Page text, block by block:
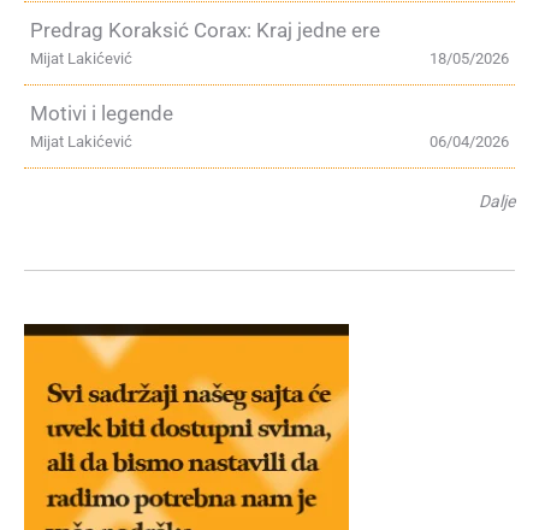
Predrag Koraksić Corax: Kraj jedne ere
18/05/2026
Mijat Lakićević
Motivi i legende
06/04/2026
Mijat Lakićević
Dalje